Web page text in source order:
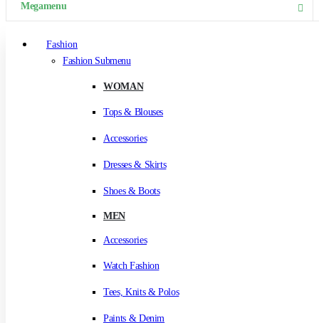
Megamenu
Fashion
Fashion Submenu
WOMAN
Tops & Blouses
Accessories
Dresses & Skirts
Shoes & Boots
MEN
Accessories
Watch Fashion
Tees, Knits & Polos
Paints & Denim